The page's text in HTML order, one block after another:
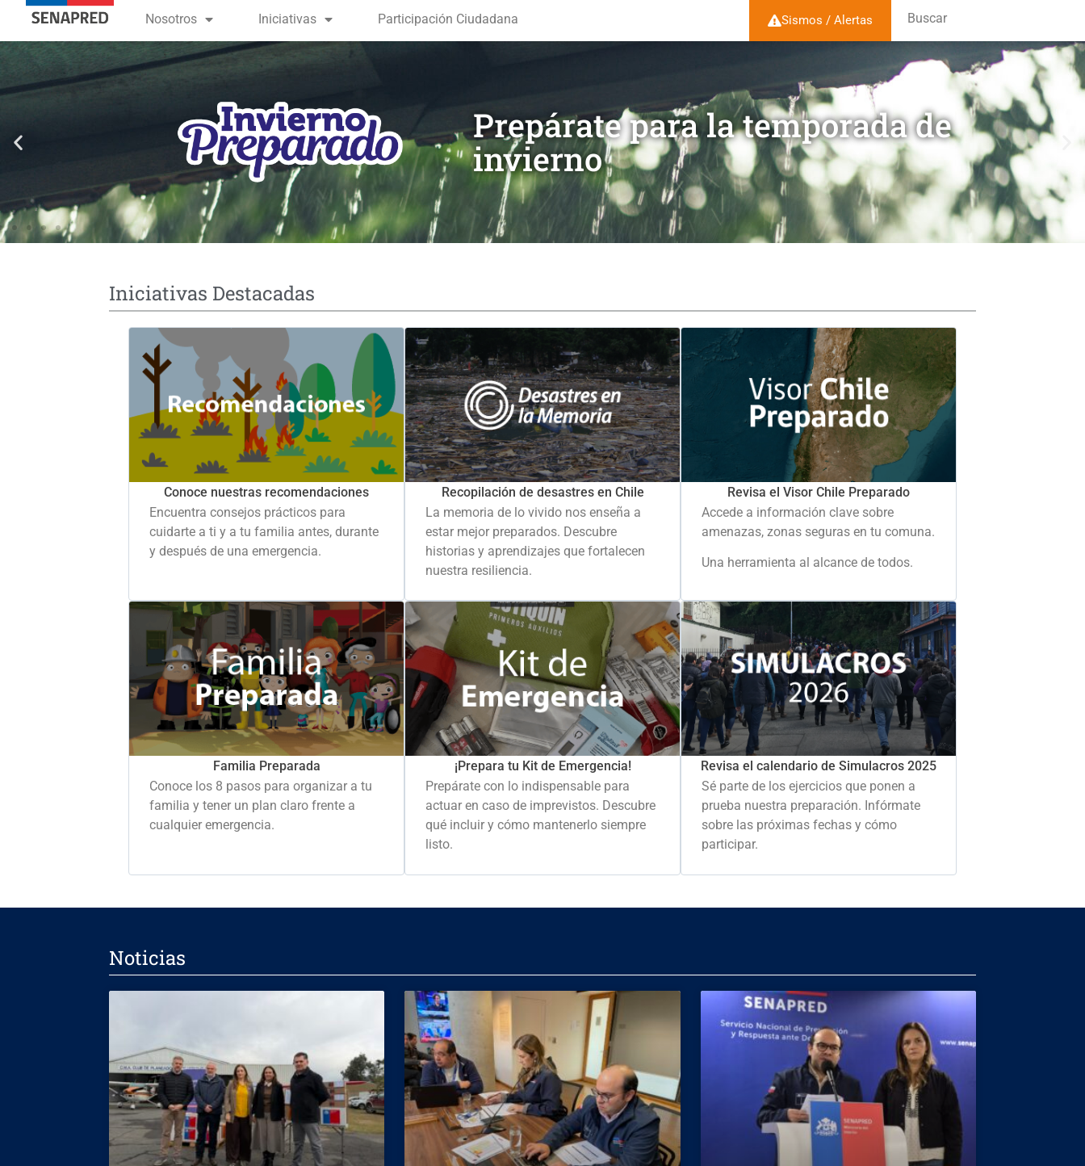
contenido
Nosotros Iniciativas Participación Ciudadana Sismos / Alertas Buscar
Prepárate para la temporada de
invierno
Iniciativas Destacadas
Conoce nuestras recomendaciones
Encuentra consejos prácticos para
cuidarte a ti y a tu familia antes, durante
y después de una emergencia.
Recopilación de desastres en Chile
La memoria de lo vivido nos enseña a
estar mejor preparados. Descubre
historias y aprendizajes que fortalecen
nuestra resiliencia.
Revisa el Visor Chile Preparado
Accede a información clave sobre
amenazas, zonas seguras en tu comuna.
Una herramienta al alcance de todos.
Familia Preparada
Conoce los 8 pasos para organizar a tu
familia y tener un plan claro frente a
cualquier emergencia.
¡Prepara tu Kit de Emergencia!
Prepárate con lo indispensable para
actuar en caso de imprevistos. Descubre
qué incluir y cómo mantenerlo siempre
listo.
Revisa el calendario de Simulacros 2025
Sé parte de los ejercicios que ponen a
prueba nuestra preparación. Infórmate
sobre las próximas fechas y cómo
participar.
Noticias